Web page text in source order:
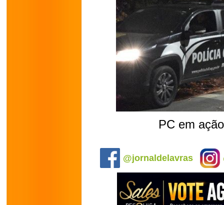
PC em
@jornaldelavras